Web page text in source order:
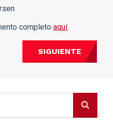
completo aquí.
SIGUIENTE